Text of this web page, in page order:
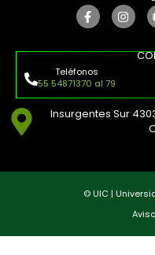
Teléfonos
55 54871370 al 79
Insurgentes Sur
© UIC |